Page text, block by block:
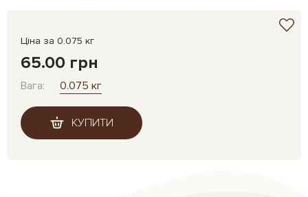
Ціна за 0.075 кг
65.00 грн
Вага: 0.075 кг
КУПИТИ